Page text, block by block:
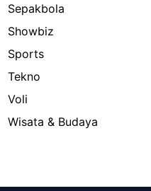
Sepakbola
Showbiz
Sports
Tekno
Voli
Wisata & Budaya